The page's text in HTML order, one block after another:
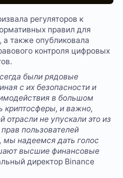
регуляторов к
правил для
а также опубликовала
контроля цифровых
были рядовые
с их безопасности и
в большом
криптосферы, и важно,
отрасли не упускали это из
пользователей
мы надеемся дать голос
высшие финансовые
директор Binance